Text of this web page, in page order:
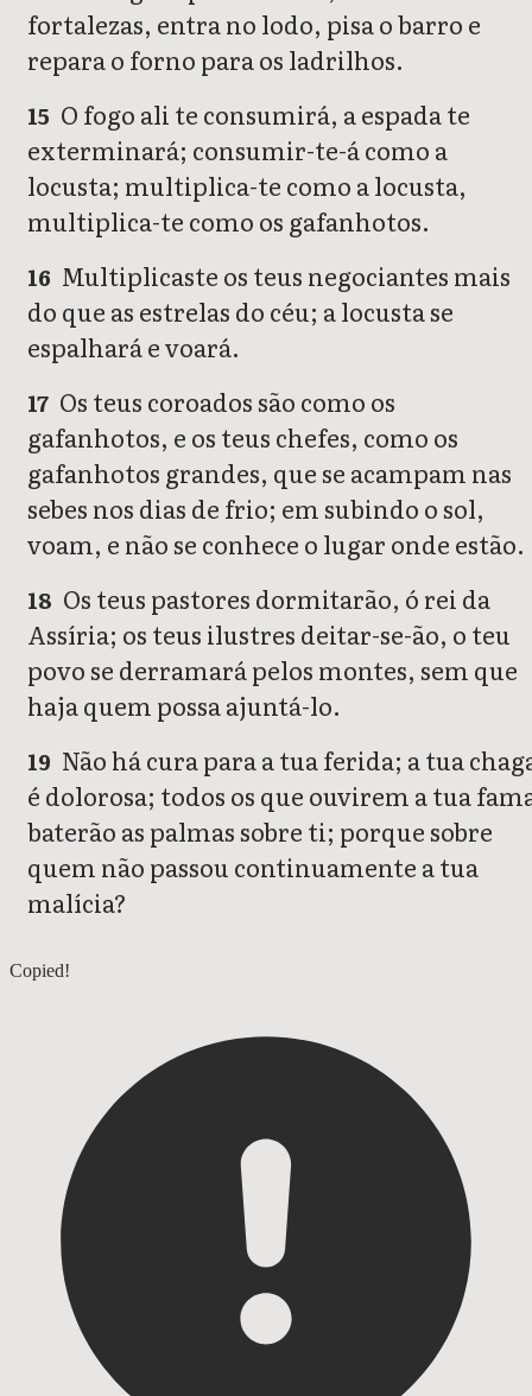
fortalezas, entra no lodo, pisa o barro e
repara o forno para os ladrilhos.
15 O fogo ali te consumirá, a espada te
exterminará; consumir-te-á como a
locusta; multiplica-te como a locusta,
multiplica-te como os gafanhotos.
16 Multiplicaste os teus negociantes mais
do que as estrelas do céu; a locusta se
espalhará e voará.
17 Os teus coroados são como os
gafanhotos, e os teus chefes, como os
gafanhotos grandes, que se acampam nas
sebes nos dias de frio; em subindo o sol,
voam, e não se conhece o lugar onde estão.
18 Os teus pastores dormitarão, ó rei da
Assíria; os teus ilustres deitar-se-ão, o teu
povo se derramará pelos montes, sem que
haja quem possa ajuntá-lo.
19 Não há cura para a tua ferida; a tua
é dolorosa; todos os que ouvirem a tua
baterão as palmas sobre ti; porque sobre
quem não passou continuamente a tua
malícia?
Naum 2
Copied!